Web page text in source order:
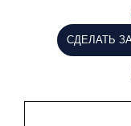
смеси, не требуя
дополнительного
СДЕЛАТЬ